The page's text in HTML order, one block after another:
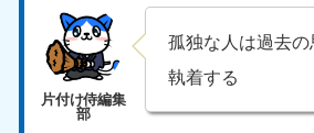
孤独な人は過去の
執着する